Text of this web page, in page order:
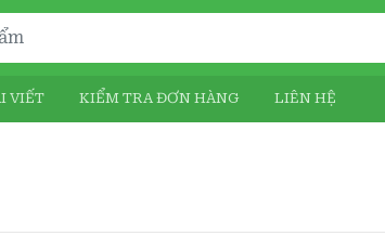
VIẾT KIỂM TRA ĐƠN HÀNG LIÊN HỆ